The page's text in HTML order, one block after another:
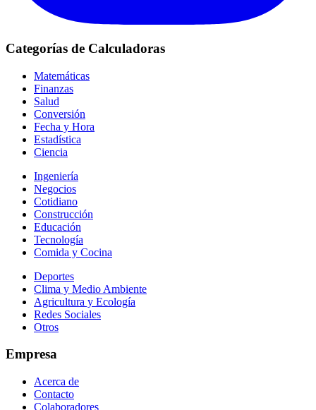
Categorías de Calculadoras
Matemáticas
Finanzas
Salud
Conversión
Fecha y Hora
Estadística
Ciencia
Ingeniería
Negocios
Cotidiano
Construcción
Educación
Tecnología
Comida y Cocina
Deportes
Clima y Medio Ambiente
Agricultura y Ecología
Redes Sociales
Otros
Empresa
Acerca de
Contacto
Colaboradores